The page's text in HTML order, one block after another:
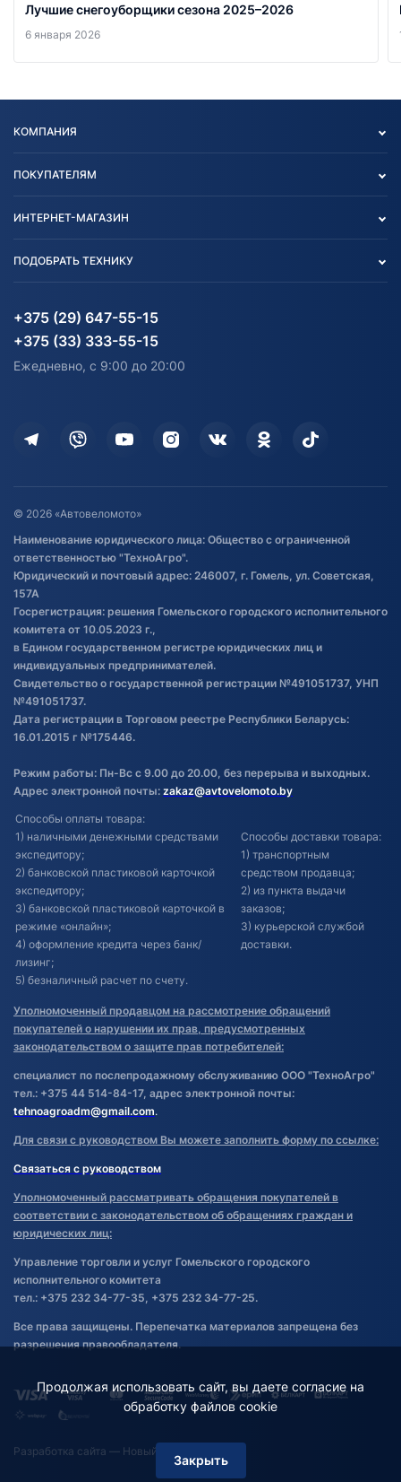
Фильтр
Лучшие снегоуборщики сезона 2025–2026
6 января 2026
КОМПАНИЯ
Блог
Карта сайта
ПОКУПАТЕЛЯМ
Согласие на обработку
Информация до получения
согласия на обработку
Доставка
Дополнительные услуги
Оставить отзыв
Договор публичной оферты
Обработка файлов cookie
Постановка транспорта на учет
Обновления в ЭПТС 2024
ИНТЕРНЕТ-МАГАЗИН
Агротехника
Водный транспорт
Электротранспорт
Здоровье
ПОДОБРАТЬ ТЕХНИКУ
Агротехника
Электротранспорт
+375 (29) 647-55-15
+375 (33) 333-55-15
Ежедневно, с 9:00 до 20:00
© 2026 «Автовеломото»
Наименование юридического лица: Общество с ограниченной
ответственностью "ТехноАгро".
Юридический и почтовый адрес: 246007, г. Гомель, ул. Советская,
157А
Госрегистрация: решения Гомельского городского исполнительного
комитета от 10.05.2023 г.,
в Едином государственном регистре юридических лиц и
индивидуальных предпринимателей.
Свидетельство о государственной регистрации №491051737, УНП
№491051737.
Дата регистрации в Торговом реестре Республики Беларусь:
16.01.2015 г №175446.
Режим работы: Пн-Вс с 9.00 до 20.00, без перерыва и выходных.
Адрес электронной почты: zakaz@avtovelomoto.by
Способы оплаты товара:
1) наличными денежными средствами
экспедитору;
2) банковской пластиковой карточкой
экспедитору;
3) банковской пластиковой карточкой в
режиме «онлайн»;
4) оформление кредита через банк/
лизинг;
5) безналичный расчет по счету.
Способы доставки товара:
1) транспортным
средством продавца;
2) из пункта выдачи
заказов;
3) курьерской службой
доставки.
Уполномоченный продавцом на рассмотрение обращений
покупателей о нарушении их прав, предусмотренных
законодательством о защите прав потребителей:
специалист по послепродажному обслуживанию ООО "ТехноАгро"
тел.: +375 44 514-84-17, адрес электронной почты:
tehnoagroadm@gmail.com.
Для связи с руководством Вы можете заполнить форму по ссылке:
Связаться с руководством
Уполномоченный рассматривать обращения покупателей в
соответствии с законодательством об обращениях граждан и
юридических лиц:
Управление торговли и услуг Гомельского городского
исполнительного комитета
тел.: +375 232 34-77-35, +375 232 34-77-25.
Все права защищены. Перепечатка материалов запрещена без
разрешения правообладателя.
Разработка сайта — Новый Сайт
Продолжая использовать сайт, вы даете согласие на
обработку файлов cookie
Закрыть